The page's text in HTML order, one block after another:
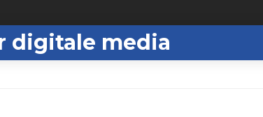
digitale media